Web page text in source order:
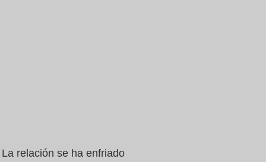
La relación se ha enfriado